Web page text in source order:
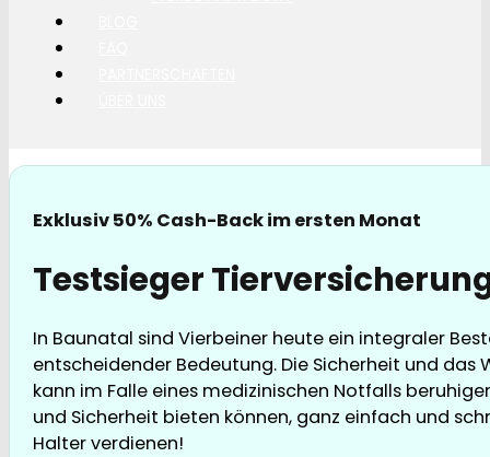
Exklusiv 50% Cash-Back im ersten Monat
Testsieger
In Baunatal sind Vierbeiner heute ein integraler
entscheidender Bedeutung. Die Sicherheit und das
kann im Falle eines medizinischen Notfalls
und Sicherheit bieten können, ganz einfach und
Halter verdienen!